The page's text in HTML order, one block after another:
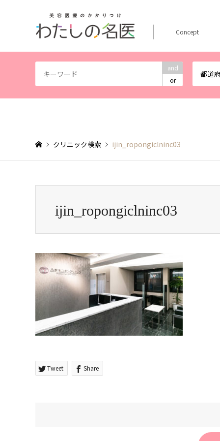
and
or
都道
Concept
クリニック検索 ijin_ropongiclninc03
ijin_ropongiclninc03
Tweet Share